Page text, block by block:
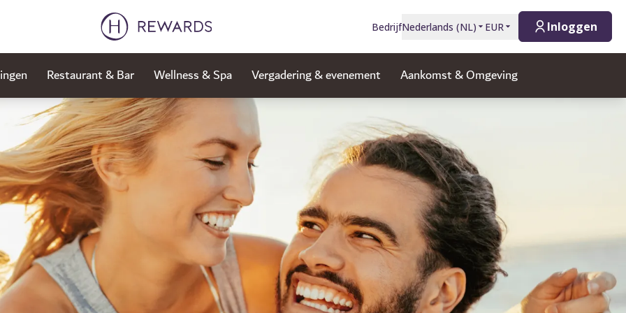
BedrijfNederlands (NL) EUR Inloggen
Restaurant & Bar Wellness & Spa Vergadering & evenement Aankomst & Omgeving